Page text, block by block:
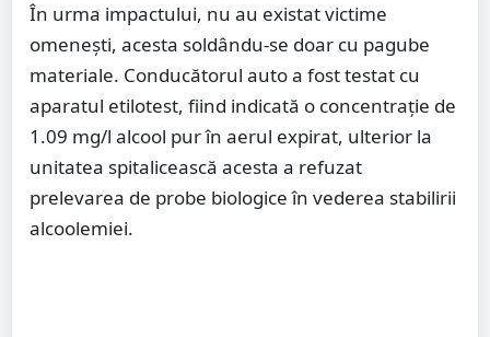
În urma impactului, nu au existat victime
omenești, acesta soldându-se doar cu pagube
materiale. Conducătorul auto a fost testat cu
aparatul etilotest, fiind indicată o concentrație de
1.09 mg/l alcool pur în aerul expirat, ulterior la
unitatea spitalicească acesta a refuzat
prelevarea de probe biologice în vederea stabilirii
alcoolemiei.